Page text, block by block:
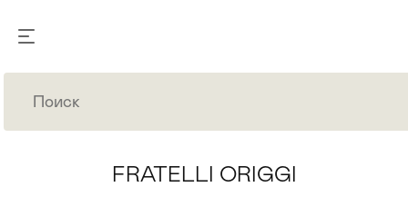
FRATELLI ORIGGI